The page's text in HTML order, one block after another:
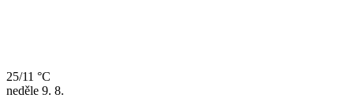
25/11 °C
neděle 9. 8.